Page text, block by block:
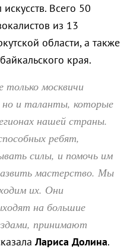
Всего 50
из 13
области, а также
края.
москвичи
но и таланты, которые
нашей страны.
ребят,
силы, и помочь им
мастерство. Мы
их. Они
на большие
принимают
Лариса Долина.